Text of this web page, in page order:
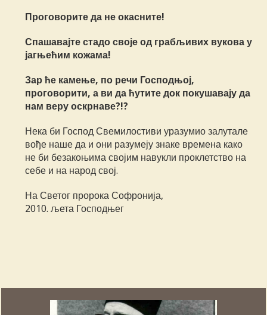
Проговорите да не окасните!
Спашавајте стадо своје од грабљивих вукова у
јагњећим кожама!
Зар ће камење, по речи Господњој,
проговорити, а ви да ћутите док покушавају да
нам веру оскрнаве?!?
Нека би Господ Свемилостиви уразумио залутале
вође наше да и они разумеју знаке времена како
не би безакоњима својим навукли проклетство на
себе и на народ свој.
На Светог пророка Софронија,
2010. љета Господњег